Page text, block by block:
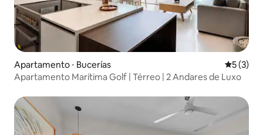
Apartamento ⋅ Bucerías 5 de
5 (3)
Apartamento Marítima Golf | Térreo | 2 Andares de Luxo